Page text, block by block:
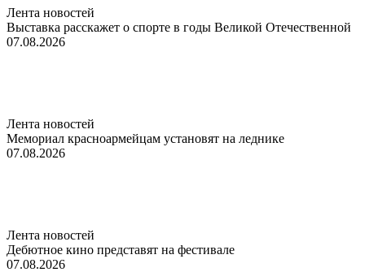
Лента новостей
Выставка расскажет о спорте в годы Великой Отечественной
07.08.2026
Лента новостей
Мемориал красноармейцам установят на леднике
07.08.2026
Лента новостей
Дебютное кино представят на фестивале
07.08.2026